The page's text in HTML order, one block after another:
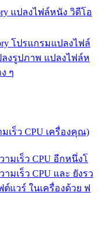
แปลงไฟล์หนัง วิดีโอ
โปรแกรมแปลงไฟล์
งรูปภาพ แปลงไฟล์ห
ๆ
เร็ว CPU เครื่องคุณ)
มเร็ว CPU อีกหนึ่งโ
เร็ว CPU และ ยังรว
แวร์ ในเครื่องด้วย ฟ